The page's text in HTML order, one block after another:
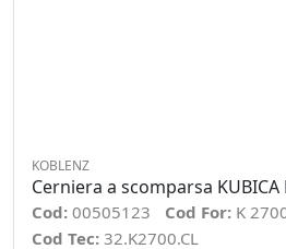
KOBLENZ
Cerniera a scomparsa
Cod: 00505123 Cod For: K
Cod Tec: 32.K2700.CL